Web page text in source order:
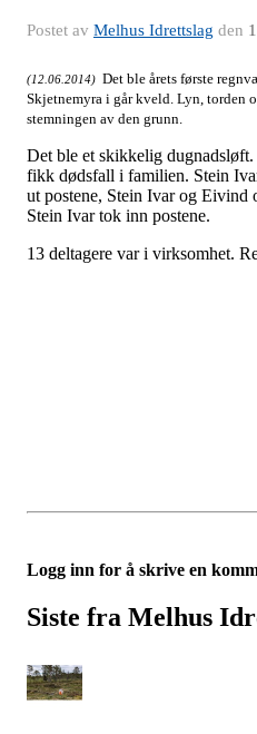
Postet av Melhus Idrettslag den
(12.06.2014) Det ble årets første
Skjetnemyra i går kveld. Lyn, torden
stemningen av den grunn.
Det ble et skikkelig
fikk dødsfall i familien. Stein
ut postene, Stein Ivar og Eivind
Stein Ivar tok inn postene.
13 deltagere var i virksomhet.
Logg inn for å skrive en
Siste fra Melhus